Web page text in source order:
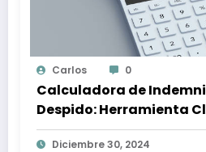
Carlos 0
Calculadora de
Despido: Herramienta
Proteger tus Derechos
Diciembre 30, 2024